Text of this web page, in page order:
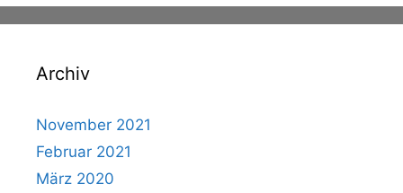
Archiv
November 2021
Februar 2021
März 2020